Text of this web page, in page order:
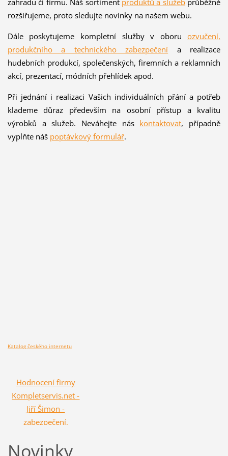
zahradu či firmu. Náš sortiment produktů a služebprůběžně
rozšiřujeme, proto sledujte novinky na našem webu.
Dále poskytujeme kompletní služby v oboruozvučení,
produkčního a technického zabezpečení a realizace
hudebních produkcí, společenských, firemních a reklamních
akcí, prezentací, módních přehlídek apod.
Při jednání i realizaci Vašich individuálních přání a potřeb
klademe důraz především na osobní přístup a kvalitu
výrobků a služeb. Neváhejte nás kontaktovat, případně
vyplňte náš poptávkový formulář.
Katalog českého internetu
Hodnocení firmy
Kompletservis.net -
Jiří Šimon -
zabezpečení,
zámečnictví -
Novinky